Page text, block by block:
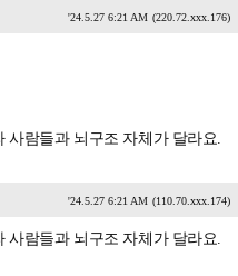
'24.5.27 6:21 AM (220.72.xxx.176)
사람들과 뇌구조 자체가 달라요.
'24.5.27 6:21 AM (110.70.xxx.174)
사람들과 뇌구조 자체가 달라요.